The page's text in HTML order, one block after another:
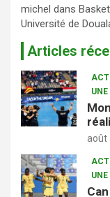
michel dans
Université de
Articles
UNE
août
UNE